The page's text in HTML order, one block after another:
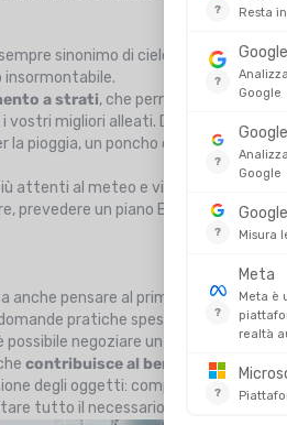
sinonimo di cielo azzurro e sole.
insormontabile.
a strati, che permette di
migliori alleati. D'estate portate
la pioggia, un poncho o una giacca
attenti al meteo e vi insegna ad
prevedere un piano B in caso di
anche pensare al prima e al dopo.
pratiche spesso determinano
negoziare un locale, un
contribuisce al benessere dei
degli oggetti: computer, pratiche,
tutto il necessario senza fatica e